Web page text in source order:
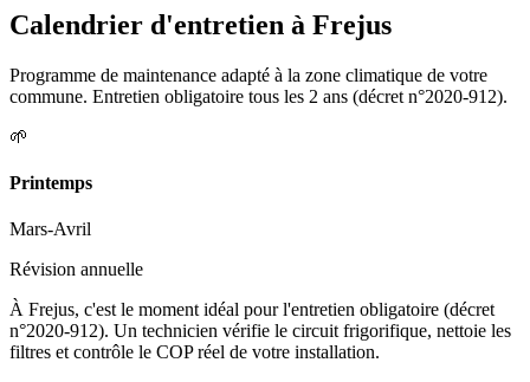
Calendrier d'entretien à Frejus
Programme de maintenance adapté à la zone climatique de votre
commune. Entretien obligatoire tous les 2 ans (décret n°2020-912).
🌱
Printemps
Mars-Avril
Révision annuelle
À Frejus, c'est le moment idéal pour l'entretien obligatoire (décret
n°2020-912). Un technicien vérifie le circuit frigorifique, nettoie les
filtres et contrôle le COP réel de votre installation.